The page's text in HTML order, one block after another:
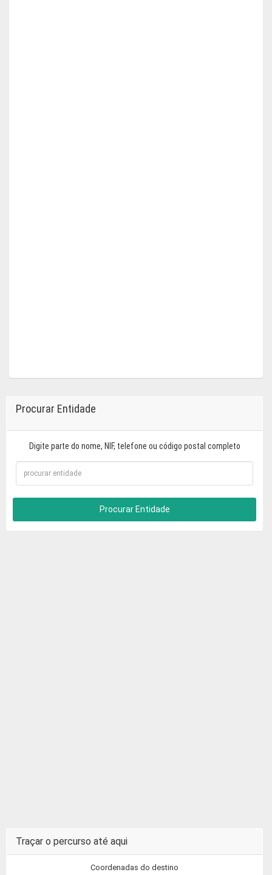
Procurar Entidade
Digite parte do nome, NIF, telefone ou código postal completo
Procurar Entidade
Traçar o percurso até aqui
Coordenadas do destino